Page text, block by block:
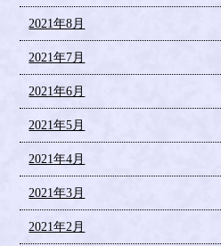
2021年8月
2021年7月
2021年6月
2021年5月
2021年4月
2021年3月
2021年2月